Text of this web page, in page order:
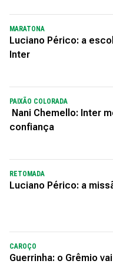
MARATONA
Luciano Périco: a
Inter
PAIXÃO COLORADA
Nani Chemello: Inter
confiança
RETOMADA
Luciano Périco: a
CAROÇO
Guerrinha: o Grêmio